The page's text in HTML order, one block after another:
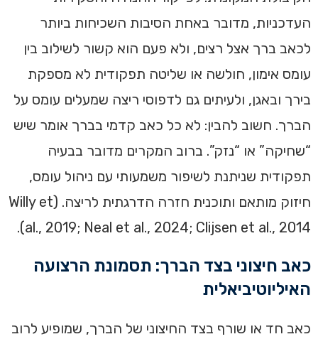
העדכניות, מדובר באחת הסיבות השכיחות ביותר
לכאב ברך אצל רצים, ולא פעם הוא קשור לשילוב בין
עומס אימון, חולשה או שליטה תפקודית לא מספקת
בירך ובאגן, ולעיתים גם לדפוסי ריצה שמעלים עומס על
הברך. חשוב להבין: לא כל כאב קדמי בברך אומר שיש
“שחיקה” או “נזק”. ברוב המקרים מדובר בבעיה
תפקודית שניתנת לשיפור משמעותי עם ניהול עומס,
חיזוק מותאם ותוכנית חזרה הדרגתית לריצה. (Willy et
al., 2019; Neal et al., 2024; Clijsen et al., 2014).
כאב חיצוני בצד הברך: תסמונת הרצועה
האיליוטיביאלית
כאב חד או שורף בצד החיצוני של הברך, שמופיע לרוב